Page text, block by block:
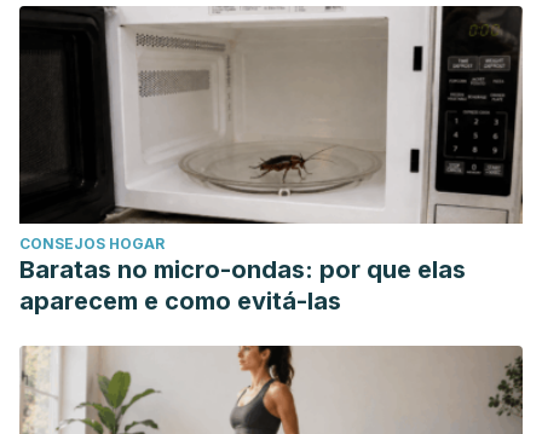
CONSEJOS HOGAR
Baratas no micro-ondas: por que elas
aparecem e como evitá-las